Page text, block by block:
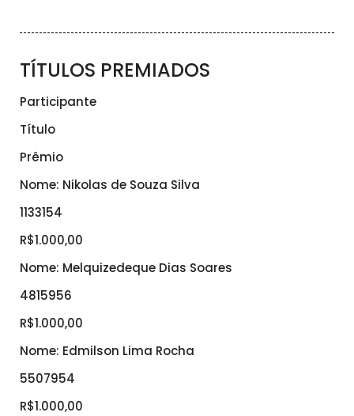
TÍTULOS PREMIADOS
Participante
Título
Prêmio
Nome: Nikolas de Souza Silva
1133154
R$1.000,00
Nome: Melquizedeque Dias Soares
4815956
R$1.000,00
Nome: Edmilson Lima Rocha
5507954
R$1.000,00